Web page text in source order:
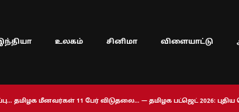
உலகம் சினிமா விளையாட்டு
தமிழக மீனவர்கள் 11 பேர் விடுதலை… — தமிழக பட்ஜெட் 2026: